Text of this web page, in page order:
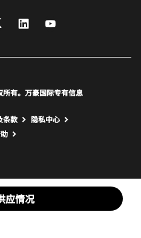
应情况
Twitter LinkedIn
有。万豪国际专有信息
条款
隐私中心
新窗口